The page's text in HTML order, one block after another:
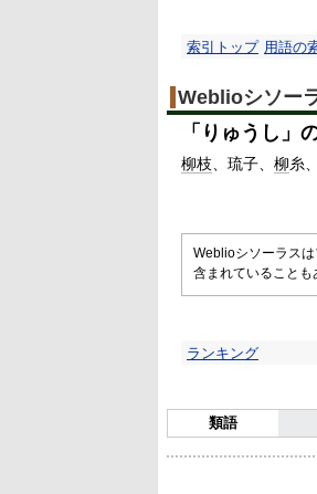
索引トップ 用語の
Weblioシソー
「 りゅうし 」
柳枝 琉子 柳糸
Weblioシソーラス
含まれていることも
ランキング
類語